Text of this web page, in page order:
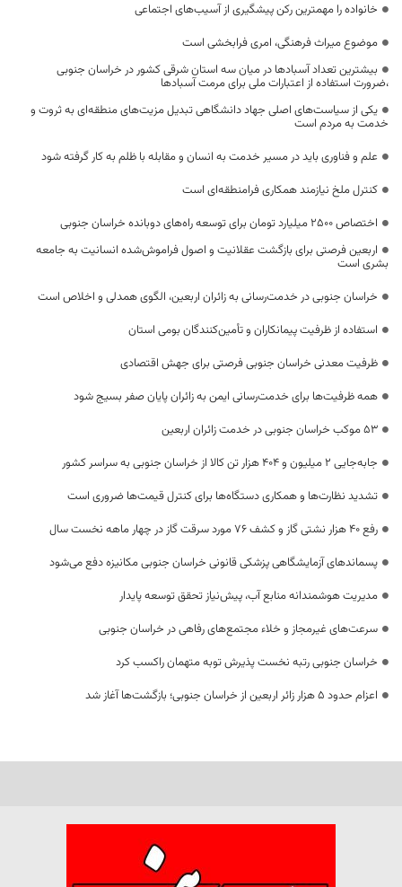
خانواده را مهمترین رکن پیشگیری از آسیب‌های اجتماعی
موضوع میراث فرهنگی، امری فرابخشی است
بیشترین تعداد آسبادها در میان سه استان شرقی کشور در خراسان جنوبی
،ضرورت استفاده از اعتبارات ملی برای مرمت آسبادها
یکی از سیاست‌های اصلی جهاد دانشگاهی تبدیل مزیت‌های منطقه‌ای به ثروت و
خدمت به مردم است
علم و فناوری باید در مسیر خدمت به انسان و مقابله با ظلم به کار گرفته شود
کنترل ملخ نیازمند همکاری فرامنطقه‌ای است
اختصاص 2500 میلیارد تومان برای توسعه راه‌های دوبانده خراسان جنوبی
اربعین فرصتی برای بازگشت عقلانیت و اصول فراموش‌شده انسانیت به جامعه
بشری است
خراسان جنوبی در خدمت‌رسانی به زائران اربعین، الگوی همدلی و اخلاص است
استفاده از ظرفیت پیمانکاران و تأمین‌کنندگان بومی استان
ظرفیت معدنی خراسان جنوبی فرصتی برای جهش اقتصادی
همه ظرفیت‌ها برای خدمت‌رسانی ایمن به زائران پایان صفر بسیج شود
53 موکب خراسان جنوبی در خدمت زائران اربعین
جابه‌جایی 2 میلیون و 404 هزار تن کالا از خراسان جنوبی به سراسر کشور
تشدید نظارت‌ها و همکاری دستگاه‌ها برای کنترل قیمت‌ها ضروری است
رفع 40 هزار نشتی گاز و کشف 76 مورد سرقت گاز در چهار ماهه نخست سال
پسماندهای آزمایشگاهی پزشکی قانونی خراسان جنوبی مکانیزه دفع می‌شود
مدیریت هوشمندانه منابع آب، پیش‌نیاز تحقق توسعه پایدار
سرعت‌های غیرمجاز و خلاء مجتمع‌های رفاهی در خراسان جنوبی
خراسان جنوبی رتبه نخست پذیرش توبه متهمان راکسب کرد
اعزام حدود 5 هزار زائر اربعین از خراسان جنوبی؛ بازگشت‌ها آغاز شد